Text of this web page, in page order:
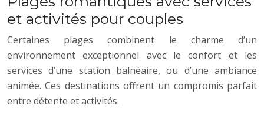
et activités pour couples
Certaines plages combinent le charme d’un
environnement exceptionnel avec le confort et les
services d’une station balnéaire, ou d’une ambiance
animée. Ces destinations offrent un compromis parfait
entre détente et activités.